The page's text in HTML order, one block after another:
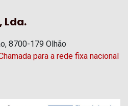
Lda.
8700-179 Olhão
para a rede fixa nacional